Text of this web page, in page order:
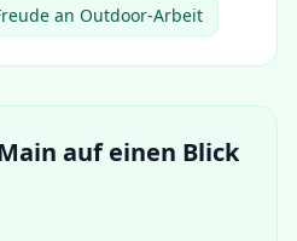
an Outdoor-Arbeit
auf einen Blick